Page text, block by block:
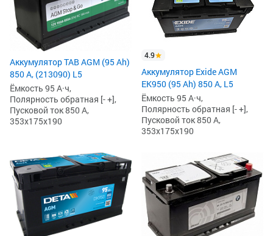
Аккумулятор TAB AGM (95 Ah)
850 А, (213090) L5
Ёмкость 95 А·ч,
Полярность обратная [- +],
Пусковой ток 850 А,
353x175x190
4.9
Аккумулятор Exide AGM
EK950 (95 Ah) 850 А, L5
Ёмкость 95 А·ч,
Полярность обратная [- +],
Пусковой ток 850 А,
353x175x190